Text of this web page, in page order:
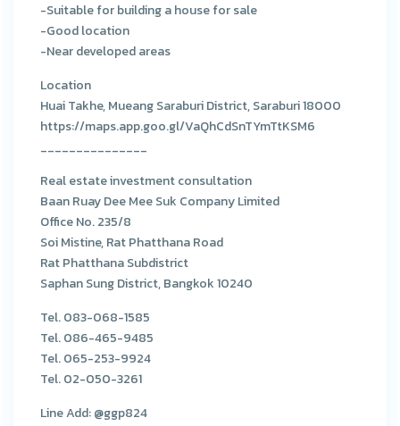
-Suitable for building a house for sale
-Good location
-Near developed areas
Location
Huai Takhe, Mueang Saraburi District, Saraburi 18000
https://maps.app.goo.gl/VaQhCdSnTYmTtKSM6
_______________
Real estate investment consultation
Baan Ruay Dee Mee Suk Company Limited
Office No. 235/8
Soi Mistine, Rat Phatthana Road
Rat Phatthana Subdistrict
Saphan Sung District, Bangkok 10240
Tel. 083-068-1585
Tel. 086-465-9485
Tel. 065-253-9924
Tel. 02-050-3261
Line Add: @ggp824